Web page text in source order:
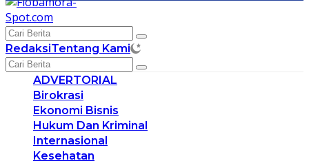
RedaksiTentang Kami
ADVERTORIAL
Birokrasi
Ekonomi Bisnis
Hukum Dan Kriminal
Internasional
Kesehatan